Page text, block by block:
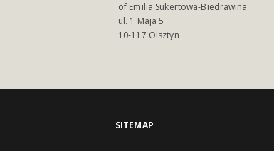
of Emilia Sukertowa-Biedrawina
ul. 1 Maja 5
10-117 Olsztyn
SITEMAP